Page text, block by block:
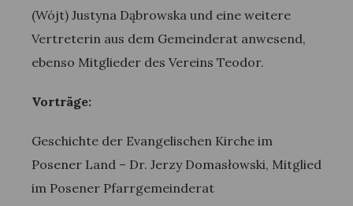
(Wójt) Justyna Dąbrowska und eine weitere
Vertreterin aus dem Gemeinderat anwesend,
ebenso Mitglieder des Vereins Teodor.
Vorträge:
Geschichte der Evangelischen Kirche im
Posener Land – Dr. Jerzy Domasłowski, Mitglied
im Posener Pfarrgemeinderat